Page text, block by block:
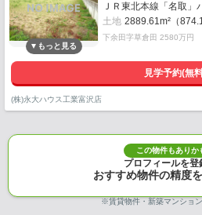
ＪＲ東北本線「名取
土地 2889.61m²（
下余田字草倉田 2580万円
見学予約(無
(株)永大ハウス工業富沢店
この物件もありか
プロフィールを登
おすすめ物件の精度
※賃貸物件・新築マンショ